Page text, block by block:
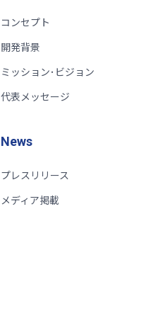
コンセプト
開発背景
ミッション･ビジョン
代表メッセージ
News
プレスリリース
メディア掲載